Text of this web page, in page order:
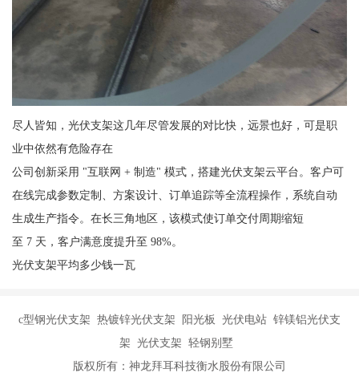
尽人皆知，光伏支架这几年尽管发展的对比快，远景也好，可是职
业中依然有危险存在
公司创新采用 "互联网 + 制造" 模式，搭建光伏支架云平台。客户可
在线完成参数定制、方案设计、订单追踪等全流程操作，系统自动
生成生产指令。在长三角地区，该模式使订单交付周期缩短
至 7 天，客户满意度提升至 98%。
光伏支架平均多少钱一瓦
c型钢光伏支架 热镀锌光伏支架 阳光板 光伏电站 锌镁铝光伏支
架 光伏支架 轻钢别墅
版权所有：神龙拜耳科技衡水股份有限公司